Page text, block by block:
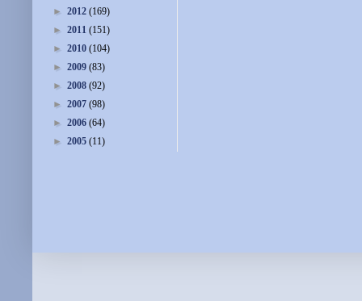
► 2012 (169)
► 2011 (151)
► 2010 (104)
► 2009 (83)
► 2008 (92)
► 2007 (98)
► 2006 (64)
► 2005 (11)